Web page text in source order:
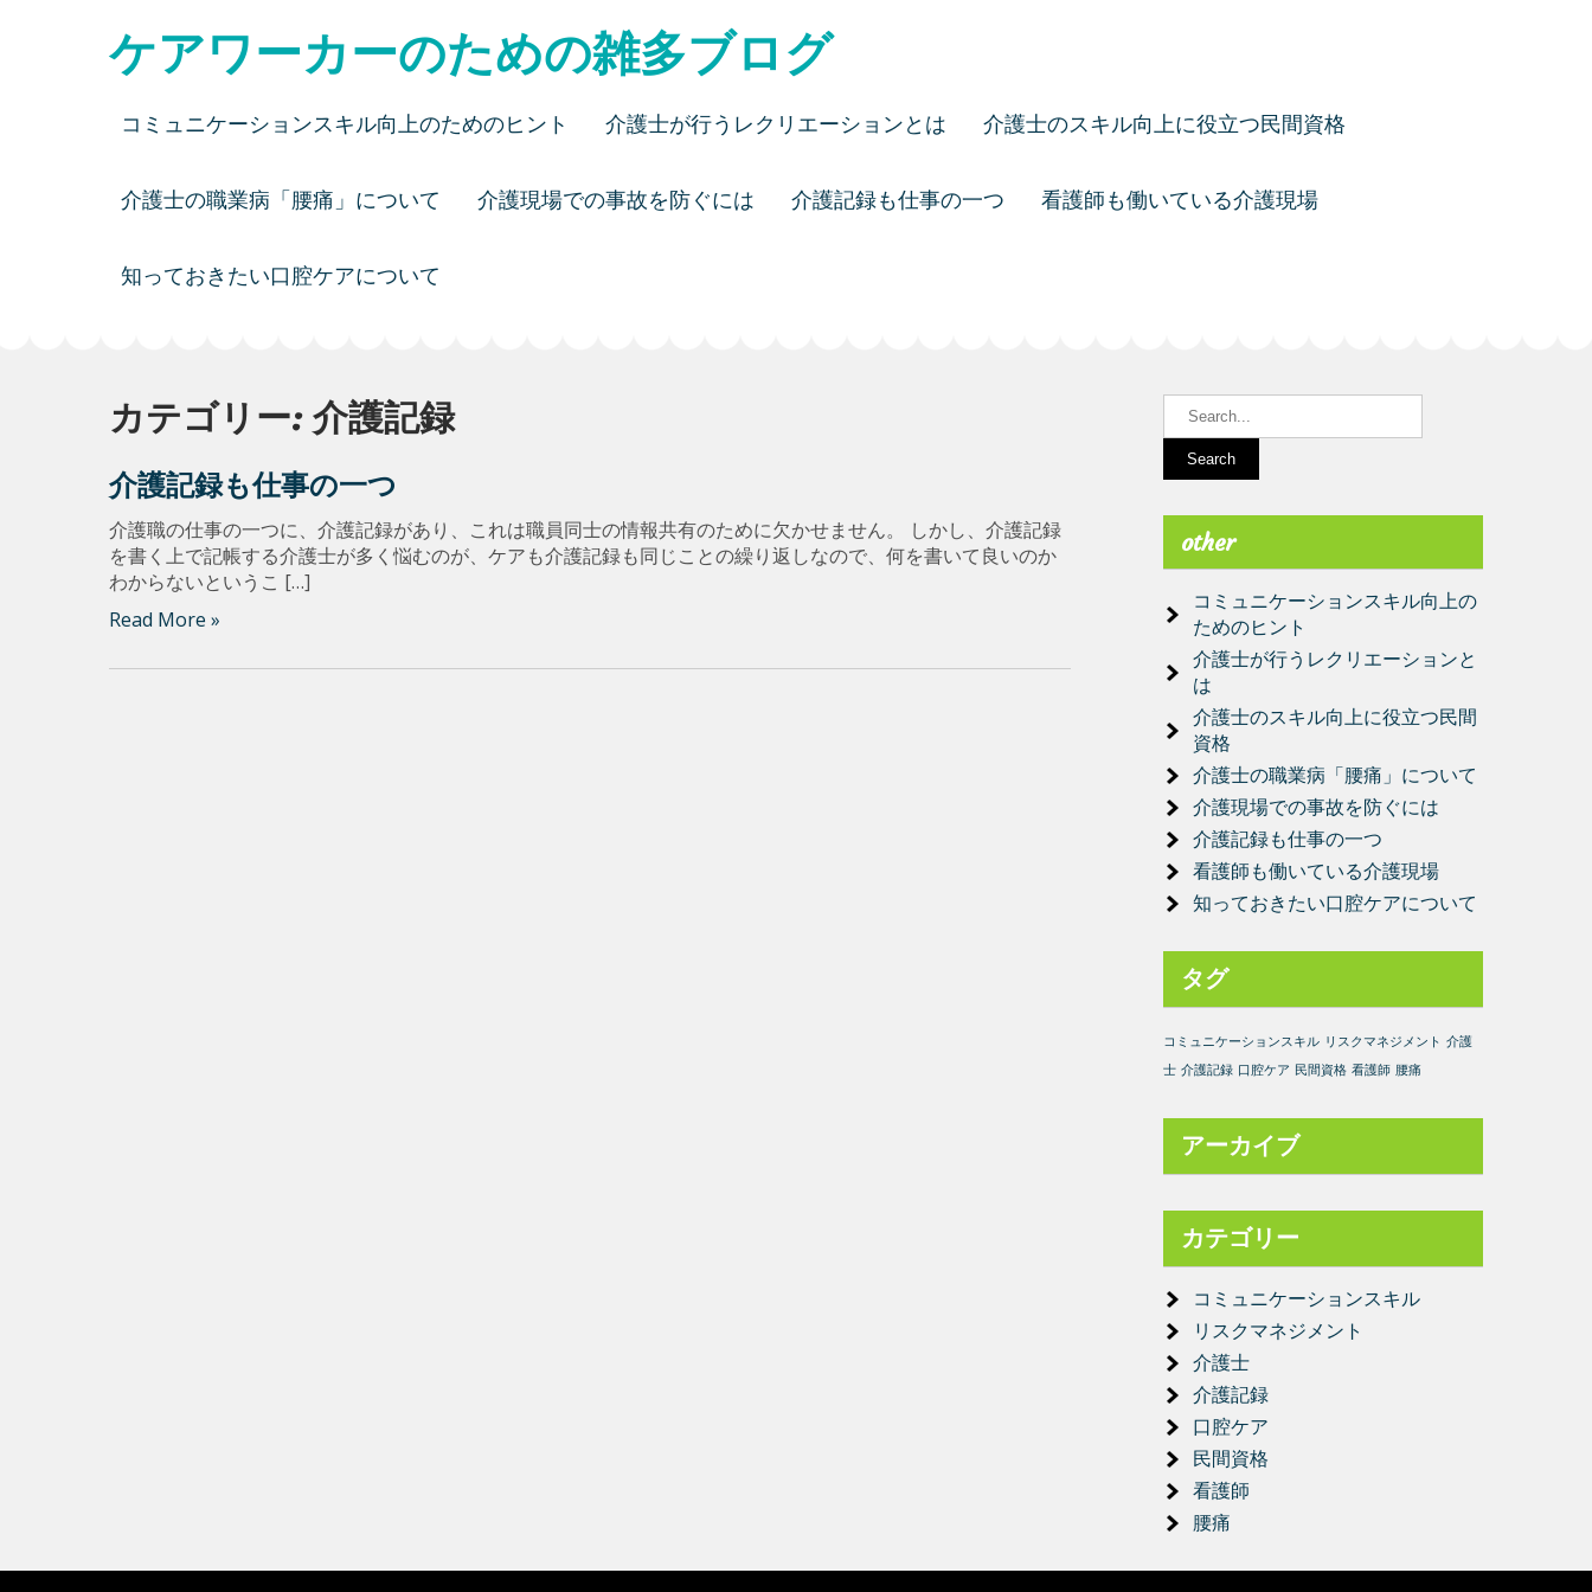
ケアワーカーのための雑多ブログ
コミュニケーションスキル向上のためのヒント 介護士が行うレクリエーションとは 介護士のスキル向上に役立つ民間資格
介護士の職業病「腰痛」について 介護現場での事故を防ぐには 介護記録も仕事の一つ 看護師も働いている介護現場
知っておきたい口腔ケアについて
カテゴリー: 介護記録
介護記録も仕事の一つ
介護職の仕事の一つに、介護記録があり、これは職員同士の情報共有のために欠かせません。 しかし、介護記録
を書く上で記帳する介護士が多く悩むのが、ケアも介護記録も同じことの繰り返しなので、何を書いて良いのか
わからないというこ […]
Read More »
other
コミュニケーションスキル向上の
ためのヒント
介護士が行うレクリエーションと
は
介護士のスキル向上に役立つ民間
資格
介護士の職業病「腰痛」について
介護現場での事故を防ぐには
介護記録も仕事の一つ
看護師も働いている介護現場
知っておきたい口腔ケアについて
タグ
コミュニケーションスキル リスクマネジメント 介護
士 介護記録 口腔ケア 民間資格 看護師 腰痛
アーカイブ
カテゴリー
コミュニケーションスキル
リスクマネジメント
介護士
介護記録
口腔ケア
民間資格
看護師
腰痛